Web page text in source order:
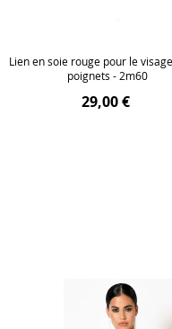
Lien en soie rouge pour le
poignets - 2m60
29,00 €